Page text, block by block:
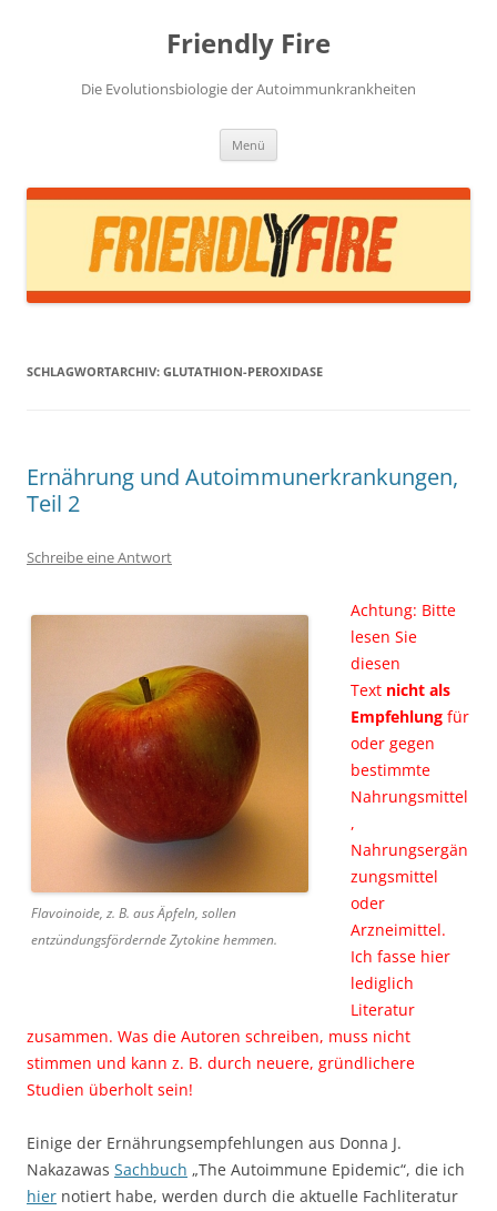
Friendly Fire
Die Evolutionsbiologie der Autoimmunkrankheiten
Menü
SCHLAGWORTARCHIV: GLUTATHION-PEROXIDASE
Ernährung und Autoimmunerkrankungen,
Teil 2
Schreibe eine Antwort
Flavoinoide, z. B. aus Äpfeln, sollen
entzündungsfördernde Zytokine hemmen.
Achtung: Bitte
lesen Sie
diesen
Text nicht als
Empfehlung für
oder gegen
bestimmte
Nahrungsmittel
,
Nahrungsergän
zungsmittel
oder
Arzneimittel.
Ich fasse hier
lediglich
Literatur
zusammen. Was die Autoren schreiben, muss nicht
stimmen und kann z. B. durch neuere, gründlichere
Studien überholt sein!
Einige der Ernährungsempfehlungen aus Donna J.
Nakazawas Sachbuch „The Autoimmune Epidemic“, die ich
hier notiert habe, werden durch die aktuelle Fachliteratur